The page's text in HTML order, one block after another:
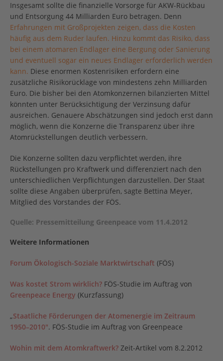
Insgesamt sollte die finanzielle Vorsorge für AKW-Rückbau
und Entsorgung 44 Milliarden Euro betragen. Denn
Erfahrungen mit Großprojekten zeigen, dass die Kosten
häufig aus dem Ruder laufen. Hinzu kommt das Risiko, dass
bei einem atomaren Endlager eine Bergung oder Sanierung
und eventuell sogar ein neues Endlager erforderlich werden
kann. Diese enormen Kostenrisiken erfordern eine
zusätzliche Risikorücklage von mindestens zehn Milliarden
Euro. Die bisher bei den Atomkonzernen bilanzierten Mittel
könnten unter Berücksichtigung der Verzinsung dafür
ausreichen. Genauere Abschätzungen sind jedoch erst dann
möglich, wenn die Konzerne die Transparenz über ihre
Atomrückstellungen deutlich verbessern.
Die Konzerne sollten dazu verpflichtet werden, ihre
Rückstellungen pro Kraftwerk und differenziert nach den
unterschiedlichen Verpflichtungen darzustellen. Der Staat
sollte diese Angaben überprüfen, sagte Bettina Meyer,
Mitglied des Vorstandes der FÖS.
Quelle: Pressemitteilung Greenpeace vom 11.4.2012
Weitere Informationen
Forum Ökologisch-Soziale Marktwirtschaft (FÖS)
Was kostet Strom wirklich? FÖS-Studie im Auftrag von
Greenpeace Energy (Kurzfassung)
„Staatliche Förderungen der Atomenergie im Zeitraum
1950–2010″. FÖS-Studie im Auftrag von Greenpeace
Wohin mit dem Atomkraftwerk? Zeit-Artikel vom 8.2.2012